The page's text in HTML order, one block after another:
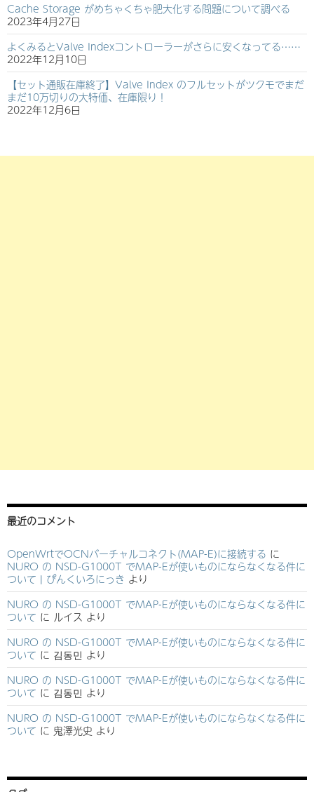
Cache Storage がめちゃくちゃ肥大化する問題について調べる
2023年4月27日
よくみるとValve Indexコントローラーがさらに安くなってる……
2022年12月10日
【セット通販在庫終了】Valve Index のフルセットがツクモでまだ
まだ10万切りの大特価、在庫限り！
2022年12月6日
最近のコメント
OpenWrtでOCNバーチャルコネクト(MAP-E)に接続する に
NURO の NSD-G1000T でMAP-Eが使いものにならなくなる件に
ついて | ぴんくいろにっき より
NURO の NSD-G1000T でMAP-Eが使いものにならなくなる件に
ついて に ルイス より
NURO の NSD-G1000T でMAP-Eが使いものにならなくなる件に
ついて に 김동민 より
NURO の NSD-G1000T でMAP-Eが使いものにならなくなる件に
ついて に 김동민 より
NURO の NSD-G1000T でMAP-Eが使いものにならなくなる件に
ついて に 鬼澤光史 より